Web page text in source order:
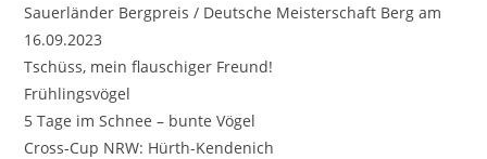
Sauerländer Bergpreis / Deutsche Meisterschaft Berg am
16.09.2023
Tschüss, mein flauschiger Freund!
Frühlingsvögel
5 Tage im Schnee – bunte Vögel
Cross-Cup NRW: Hürth-Kendenich